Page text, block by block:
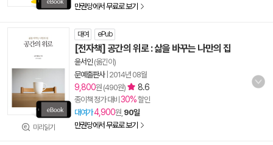
만권당에서 무료로 보기
미리읽기
대여 ePub
[전자책] 공간의 위로 : 삶을 바꾸는 나만의 집
윤서인 (옮긴이)
문예출판사| 2014년 08월
9,800원 (490원) 8.6
종이책 정가 대비 30%할인
대여가4,900원, 90일
만권당에서 무료로 보기